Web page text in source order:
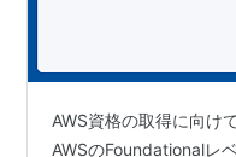
AWS資格の取得に向け
AWSのFoundationalレ